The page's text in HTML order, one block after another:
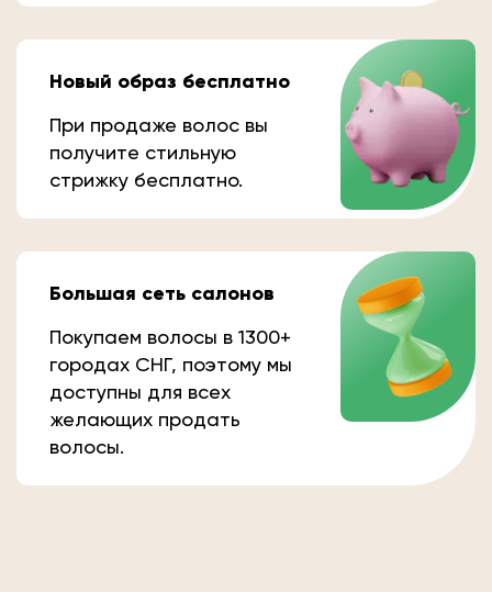
Новый образ бесплатно
При продаже волос вы
получите стильную
стрижку бесплатно.
Большая сеть салонов
Покупаем волосы в 1300+
городах СНГ, поэтому мы
доступны для всех
желающих продать
волосы.